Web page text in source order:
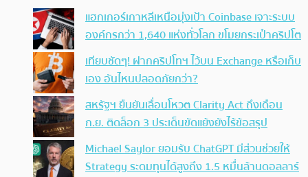
แฮกเกอร์เกาหลีเหนือมุ่งเป้า Coinbase เจาะระบบ
องค์กรกว่า 1,640 แห่งทั่วโลก ขโมยกระเป๋าคริปโต
เทียบชัดๆ! ฝากคริปโทฯ ไว้บน Exchange หรือเก็บ
เอง อันไหนปลอดภัยกว่า?
สหรัฐฯ ยืนยันเลื่อนโหวต Clarity Act ถึงเดือน
ก.ย. ติดล็อก 3 ประเด็นขัดแย้งยังไร้ข้อสรุป
Michael Saylor ยอมรับ ChatGPT มีส่วนช่วยให้
Strategy ระดมทุนได้สูงถึง 1.5 หมื่นล้านดอลลาร์